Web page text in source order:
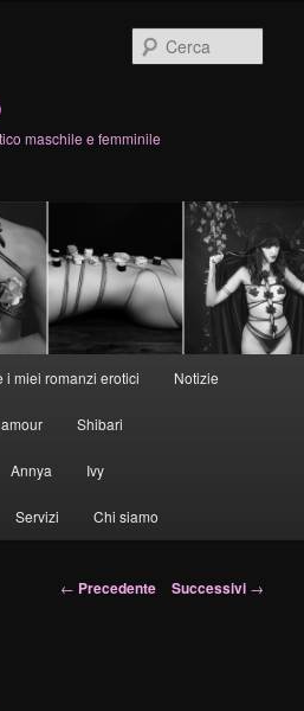
maschile e femminile
i miei romanzi erotici Notizie
Shibari
Annya Ivy
Servizi Chi siamo
Navigazione
← Precedente Successivi →